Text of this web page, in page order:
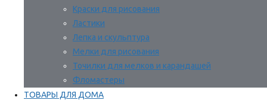
Краски для рисования
Ластики
Лепка и скульптура
Мелки для рисования
Точилки для мелков и карандашей
Фломастеры
ТОВАРЫ ДЛЯ ДОМА